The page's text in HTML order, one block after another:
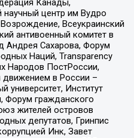
Канады,
центр им Вудро
Всеукраинский
антивоенный комитет в
Андрея Сахарова, Форум
Наций, Transparеncy
Народов ПостРоссии,
в России –
университет, Институт
Форум гражданского
жителей островов
депутатов, Гринпис
Инк, Завет